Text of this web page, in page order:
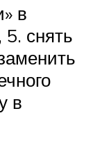
в
снять
в